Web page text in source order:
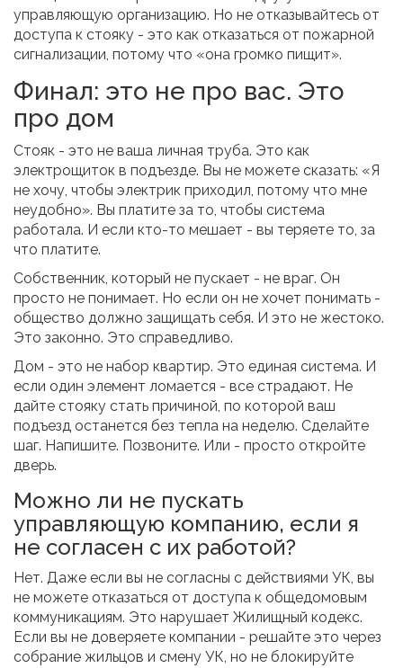
управляющую организацию. Но не отказывайтесь от
доступа к стояку - это как отказаться от пожарной
сигнализации, потому что «она громко пищит».
Финал: это не про вас. Это
про дом
Стояк - это не ваша личная труба. Это как
электрощиток в подъезде. Вы не можете сказать: «Я
не хочу, чтобы электрик приходил, потому что мне
неудобно». Вы платите за то, чтобы система
работала. И если кто-то мешает - вы теряете то, за
что платите.
Собственник, который не пускает - не враг. Он
просто не понимает. Но если он не хочет понимать -
общество должно защищать себя. И это не жестоко.
Это законно. Это справедливо.
Дом - это не набор квартир. Это единая система. И
если один элемент ломается - все страдают. Не
дайте стояку стать причиной, по которой ваш
подъезд останется без тепла на неделю. Сделайте
шаг. Напишите. Позвоните. Или - просто откройте
дверь.
Можно ли не пускать
управляющую компанию, если я
не согласен с их работой?
Нет. Даже если вы не согласны с действиями УК, вы
не можете отказаться от доступа к общедомовым
коммуникациям. Это нарушает Жилищный кодекс.
Если вы не доверяете компании - решайте это через
собрание жильцов и смену УК, но не блокируйте